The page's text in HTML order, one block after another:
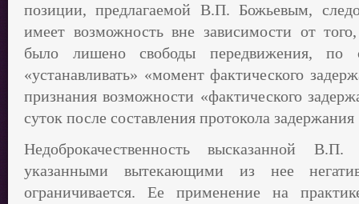
позиции, предлагаемой В.П. Божьевым,
имеет возможность вне зависимости от
было лишено свободы передвижения, по
«устанавливать» «момент фактического
признания возможности «фактического
суток после составления протокола
Недоброкачественность высказанной
указанными вытекающими из нее
ограничивается. Ее применение на